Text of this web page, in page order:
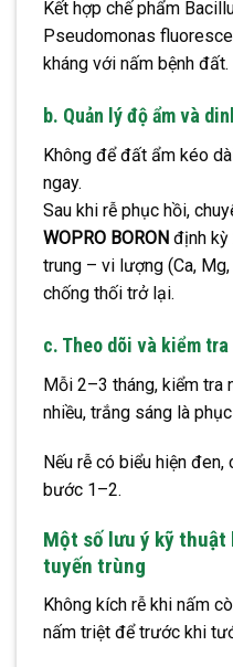
Kết hợp chế phẩm
Pseudomonas
kháng với nấm bệnh đất.
b. Quản lý độ ẩm và
Không để đất ẩm kéo
ngay.
Sau khi rễ phục hồi,
WOPRO BORON định
trung – vi lượng (Ca,
chống thối trở lại.
c. Theo dõi và kiểm
Mỗi 2–3 tháng, kiểm tra
nhiều, trắng sáng là
Nếu rễ có biểu hiện
bước 1–2.
Một số lưu ý kỹ thuật
tuyến trùng
Không kích rễ khi nấm
nấm triệt để trước khi